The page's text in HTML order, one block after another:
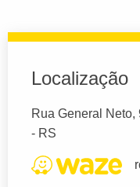
Localização
Rua General
- RS